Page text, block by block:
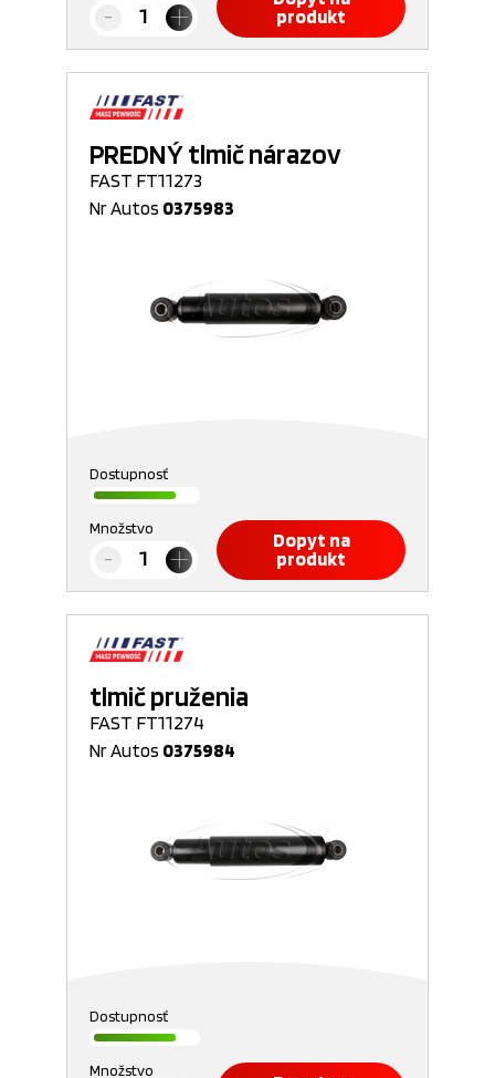
produkt
PREDNÝ tlmič nárazov
FAST FT11273
Nr Autos 0375983
Dostupnosť
Množstvo
Dopyt na
produkt
tlmič pruženia
FAST FT11274
Nr Autos 0375984
Dostupnosť
Množstvo